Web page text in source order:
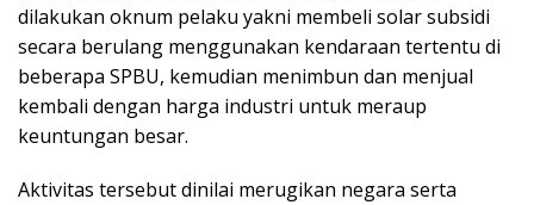
dilakukan oknum pelaku yakni membeli solar subsidi
secara berulang menggunakan kendaraan tertentu di
beberapa SPBU, kemudian menimbun dan menjual
kembali dengan harga industri untuk meraup
keuntungan besar.
Aktivitas tersebut dinilai merugikan negara serta